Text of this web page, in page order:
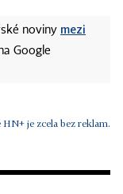
noviny mezi
Google
je zcela bez reklam.